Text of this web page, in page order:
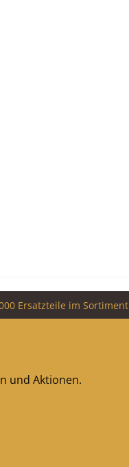
Ersatzteile im Sortiment
und Aktionen.